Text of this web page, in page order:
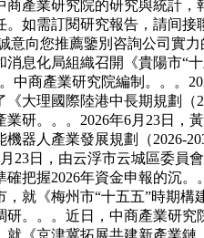
商產業研究院的研究與統計
如需訂閱研究報告，請间
意向您推薦鑒別咨詢公司實
息化局組織召開《貴陽市“
中商產業研究院編制。。。
大理國際陸港中長期規劃
業研。。。2026年6月23日，
器人產業發展規劃（2026-
23日，由云浮市云城區委
把握2026年資金申報的沉
就《梅州市“十五五”時期
研。。。近日，中商產業研
就《京津冀拓展共建新產業鏈